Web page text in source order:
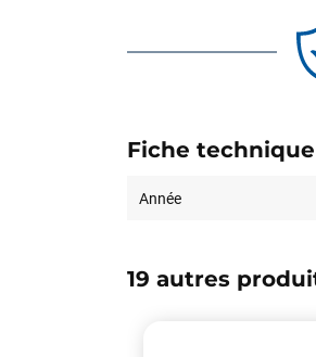
Fiche technique
Année
19 autres